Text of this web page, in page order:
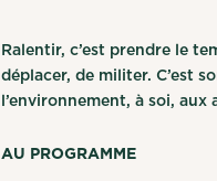
Ralentir, c’est prendre le
déplacer, de militer. C’est
l’environnement, à soi, aux
AU PROGRAMME